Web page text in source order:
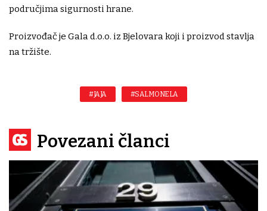
područjima sigurnosti hrane.
Proizvođač je Gala d.o.o. iz Bjelovara koji i proizvod stavlja
na tržište.
#JAJA #SALMONELA
Povezani članci